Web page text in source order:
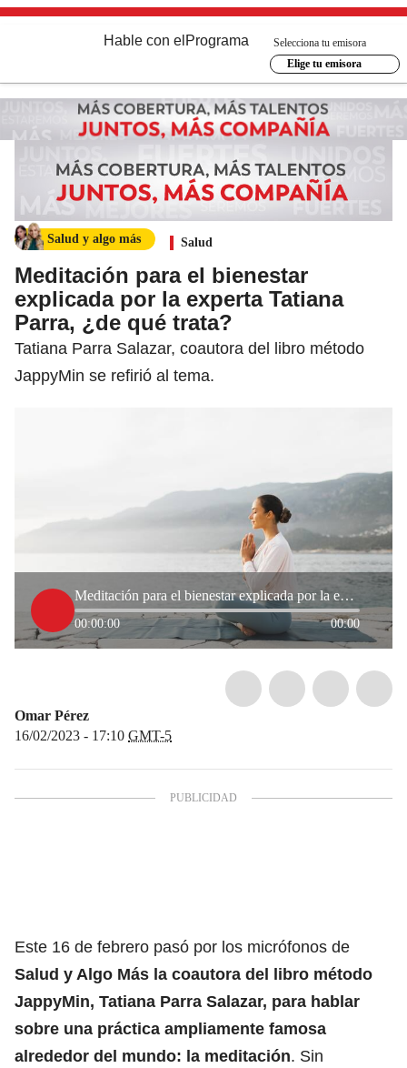
Hable con el Programa
Selecciona tu emisora
Elige tu emisora
Salud y algo más Salud
Meditación para el bienestar
explicada por la experta Tatiana
Parra, ¿de qué trata?
Tatiana Parra Salazar, coautora del libro método
JappyMin se refirió al tema.
Meditación para el bienestar explicada por la experta Tatiana Parra, ¿de qué trata?
00:00:00 00:00
Omar Pérez
16/02/2023 - 17:10 GMT-5
Este 16 de febrero pasó por los micrófonos de
Salud y Algo Más la coautora del libro método
JappyMin, Tatiana Parra Salazar, para hablar
sobre una práctica ampliamente famosa
alrededor del mundo: la meditación. Sin